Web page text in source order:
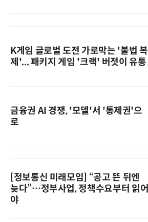
K게임 글로벌 도전 가로막는 '불법 복
제'... 패키지 게임 '크랙' 버젓이 유통
금융권 AI 경쟁, '모델'서 '통제권'으
로
[정보통신 미래모임] “공고 뜬 뒤엔
늦다”…정부사업, 정책수요부터 읽어
야